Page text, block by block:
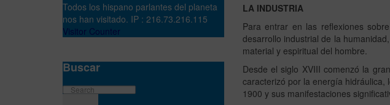
LA INDUSTRIA
Para entrar en las reflexiones
desarrollo industrial de la
material y espiritual del hombre.
Desde el siglo XVIII comenzó la
caracterizó por la energía hidráulica,
1900 y sus manifestaciones
Todos los hispano parlantes del planeta
nos han visitado. IP : 216.73.216.115
Visitor Counter
Buscar